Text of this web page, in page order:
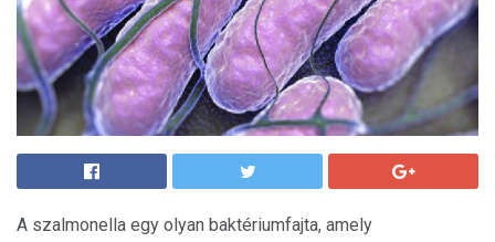
A szalmonella egy olyan baktériumfajta, amely